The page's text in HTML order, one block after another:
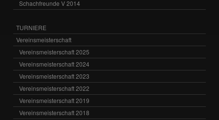
Schachfreunde V 2014
TURNIERE
Vereinsmeisterschaft
Vereinsmeisterschaft 2025
Vereinsmeisterschaft 2024
Vereinsmeisterschaft 2023
Vereinsmeisterschaft 2022
Vereinsmeisterschaft 2019
Vereinsmeisterschaft 2018